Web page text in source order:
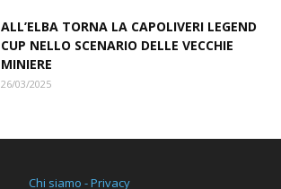
ALL’ELBA TORNA LA CAPOLIVERI LEGEND
CUP NELLO SCENARIO DELLE VECCHIE
MINIERE
26/03/2025
Chi siamo - Privacy